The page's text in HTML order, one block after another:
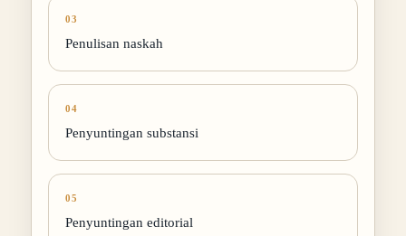
03
Penulisan naskah
04
Penyuntingan substansi
05
Penyuntingan editorial